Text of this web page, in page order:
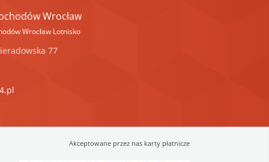
Wrocław
Wrocław Lotnisko
77
Akceptowane przez nas karty płatnicze